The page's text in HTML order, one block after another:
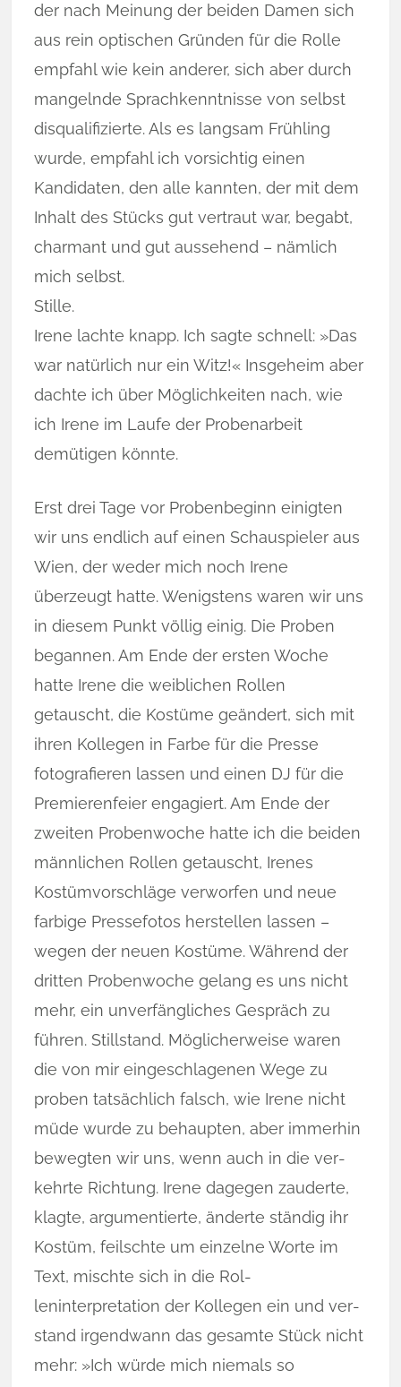
der nach Meinung der beiden Damen sich
aus rein optischen Gründen für die Rolle
empfahl wie kein anderer, sich aber durch
mangelnde Sprachkenntnisse von selbst
disqualifizierte. Als es lang­sam Früh­ling
wurde, empfahl ich vorsichtig einen
Kandidaten, den alle kannten, der mit dem
Inhalt des Stücks gut vertraut war, begabt,
charmant und gut aus­seh­end – näm­lich
mich selbst.
Stille.
Irene lachte knapp. Ich sagte schnell: »Das
war natürlich nur ein Witz!« Insgeheim aber
dachte ich über Möglichkeiten nach, wie
ich Irene im Laufe der Probenarbeit
demütigen könnte.
Erst drei Tage vor Probenbeginn einigten
wir uns endlich auf einen Schau­spieler aus
Wien, der weder mich noch Irene
überzeugt hatte. Wenigstens waren wir uns
in diesem Punkt völlig einig. Die Proben
begannen. Am Ende der ersten Woche
hatte Irene die weiblichen Rollen
getauscht, die Kostüme geändert, sich mit
ihren Kollegen in Farbe für die Presse
fotografieren lassen und einen DJ für die
Premierenfeier engagiert. Am Ende der
zweiten Probenwoche hatte ich die beiden
männlichen Rollen getauscht, Irenes
Kostümvorschläge verworfen und neue
farbige Pressefotos herstellen lassen –
wegen der neuen Kostüme. Während der
dritten Probenwoche gelang es uns nicht
mehr, ein unverfängliches Ge­spräch zu
führen. Stillstand. Möglicherweise waren
die von mir eingeschlagenen Wege zu
proben tatsächlich falsch, wie Irene nicht
müde wurde zu be­haup­ten, aber immerhin
bewegten wir uns, wenn auch in die ver­
kehr­te Richtung. Irene dagegen zauderte,
klagte, argumentierte, änderte ständig ihr
Kostüm, feilschte um einzelne Worte im
Text, mischte sich in die Rol­
leninterpretation der Kollegen ein und ver­
stand irgendwann das ge­samte Stück nicht
mehr: »Ich würde mich niemals so